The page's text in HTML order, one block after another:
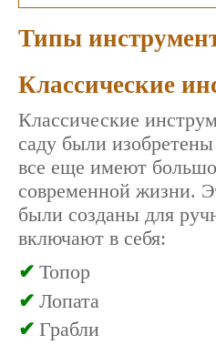
Типы
Классические
Классические
саду были
все еще имеют
современной жизни.
были созданы для
включают в себя:
Топор
Лопата
Грабли